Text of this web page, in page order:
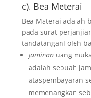
c). Bea Meterai
Bea Materai adalah
pada surat
tandatangani oleh
jaminan uang
adalah sebuah
ataspembayaran
memenangkan